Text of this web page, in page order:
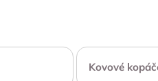
Kovové